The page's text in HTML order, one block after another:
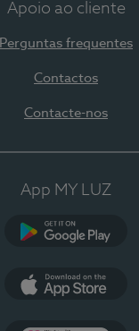
Apoio ao cliente
Perguntas frequentes
Contactos
Contacte-nos
App MY LUZ